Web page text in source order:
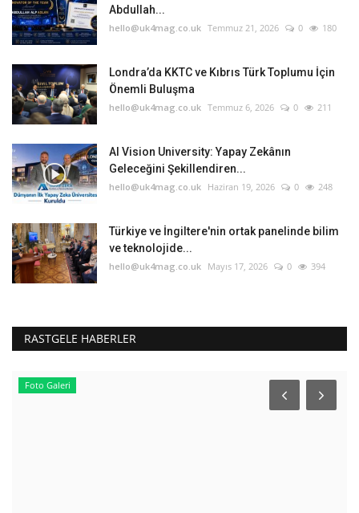
Abdullah...
hello@uk4mag.co.uk Temmuz 21, 2026 0 180
Londra’da KKTC ve Kıbrıs Türk Toplumu İçin
Önemli Buluşma
hello@uk4mag.co.uk Temmuz 6, 2026 0 211
AI Vision University: Yapay Zekânın
Geleceğini Şekillendiren...
hello@uk4mag.co.uk Haziran 19, 2026 0 248
Türkiye ve İngiltere'nin ortak panelinde bilim
ve teknolojide...
hello@uk4mag.co.uk Mayıs 17, 2026 0 394
RASTGELE HABERLER
Foto Galeri